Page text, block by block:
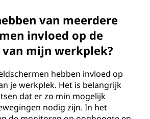
van meerdere
invloed op de
mijn werkplek?
hebben invloed op
je werkplek. Het is belangrijk
dat er zo min mogelijk
nodig zijn. In het